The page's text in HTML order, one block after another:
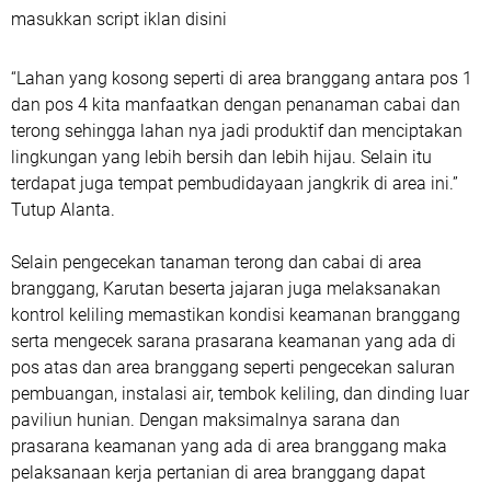
masukkan script iklan disini
“Lahan yang kosong seperti di area branggang antara pos 1
dan pos 4 kita manfaatkan dengan penanaman cabai dan
terong sehingga lahan nya jadi produktif dan menciptakan
lingkungan yang lebih bersih dan lebih hijau. Selain itu
terdapat juga tempat pembudidayaan jangkrik di area ini.”
Tutup Alanta.
Selain pengecekan tanaman terong dan cabai di area
branggang, Karutan beserta jajaran juga melaksanakan
kontrol keliling memastikan kondisi keamanan branggang
serta mengecek sarana prasarana keamanan yang ada di
pos atas dan area branggang seperti pengecekan saluran
pembuangan, instalasi air, tembok keliling, dan dinding luar
paviliun hunian. Dengan maksimalnya sarana dan
prasarana keamanan yang ada di area branggang maka
pelaksanaan kerja pertanian di area branggang dapat